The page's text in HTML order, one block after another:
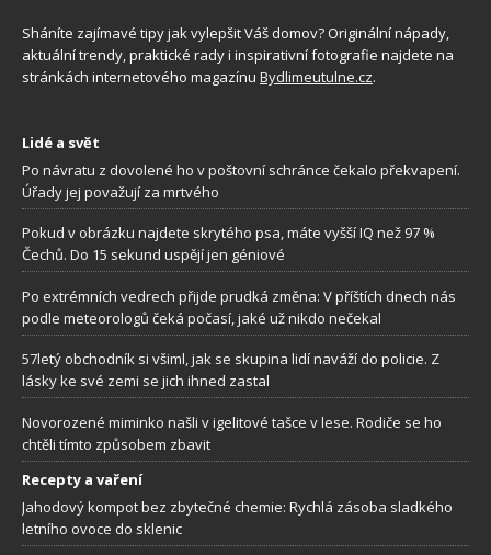
Sháníte zajímavé tipy jak vylepšit Váš domov? Originální nápady,
aktuální trendy, praktické rady i inspirativní fotografie najdete na
stránkách internetového magazínu Bydlimeutulne.cz.
Lidé a svět
Po návratu z dovolené ho v poštovní schránce čekalo překvapení.
Úřady jej považují za mrtvého
Pokud v obrázku najdete skrytého psa, máte vyšší IQ než 97 %
Čechů. Do 15 sekund uspějí jen géniové
Po extrémních vedrech přijde prudká změna: V příštích dnech nás
podle meteorologů čeká počasí, jaké už nikdo nečekal
57letý obchodník si všiml, jak se skupina lidí naváží do policie. Z
lásky ke své zemi se jich ihned zastal
Novorozené miminko našli v igelitové tašce v lese. Rodiče se ho
chtěli tímto způsobem zbavit
Recepty a vaření
Jahodový kompot bez zbytečné chemie: Rychlá zásoba sladkého
letního ovoce do sklenic